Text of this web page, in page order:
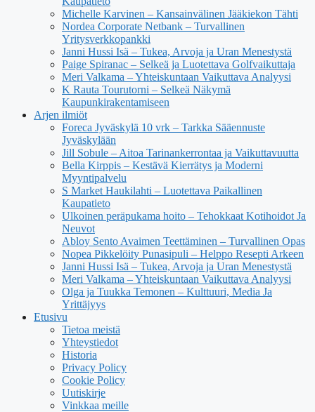
Michelle Karvinen – Kansainvälinen Jääkiekon Tähti
Nordea Corporate Netbank – Turvallinen
Yritysverkkopankki
Janni Hussi Isä – Tukea, Arvoja ja Uran Menestystä
Paige Spiranac – Selkeä ja Luotettava Golfvaikuttaja
Meri Valkama – Yhteiskuntaan Vaikuttava Analyysi
K Rauta Tourutorni – Selkeä Näkymä
Kaupunkirakentamiseen
Arjen ilmiöt
Foreca Jyväskylä 10 vrk – Tarkka Sääennuste
Jyväskylään
Jill Sobule – Aitoa Tarinankerrontaa ja Vaikuttavuutta
Bella Kirppis – Kestävä Kierrätys ja Moderni
Myyntipalvelu
S Market Haukilahti – Luotettava Paikallinen
Kaupatieto
Ulkoinen peräpukama hoito – Tehokkaat Kotihoidot Ja
Neuvot
Abloy Sento Avaimen Teettäminen – Turvallinen Opas
Nopea Pikkelöity Punasipuli – Helppo Resepti Arkeen
Janni Hussi Isä – Tukea, Arvoja ja Uran Menestystä
Meri Valkama – Yhteiskuntaan Vaikuttava Analyysi
Olga ja Tuukka Temonen – Kulttuuri, Media Ja
Yrittäjyys
Etusivu
Tietoa meistä
Yhteystiedot
Historia
Privacy Policy
Cookie Policy
Uutiskirje
Vinkkaa meille